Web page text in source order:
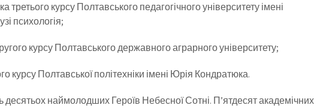
третього курсу Полтавського педагогічного університету імені
психологія;
курсу Полтавського державного аграрного університету;
курсу Полтавської політехніки імені Юрія Кондратюка.
наймолодших Героїв Небесної Сотні. П’ятдесят академічних